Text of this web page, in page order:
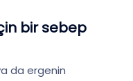
bir sebep
da ergenin